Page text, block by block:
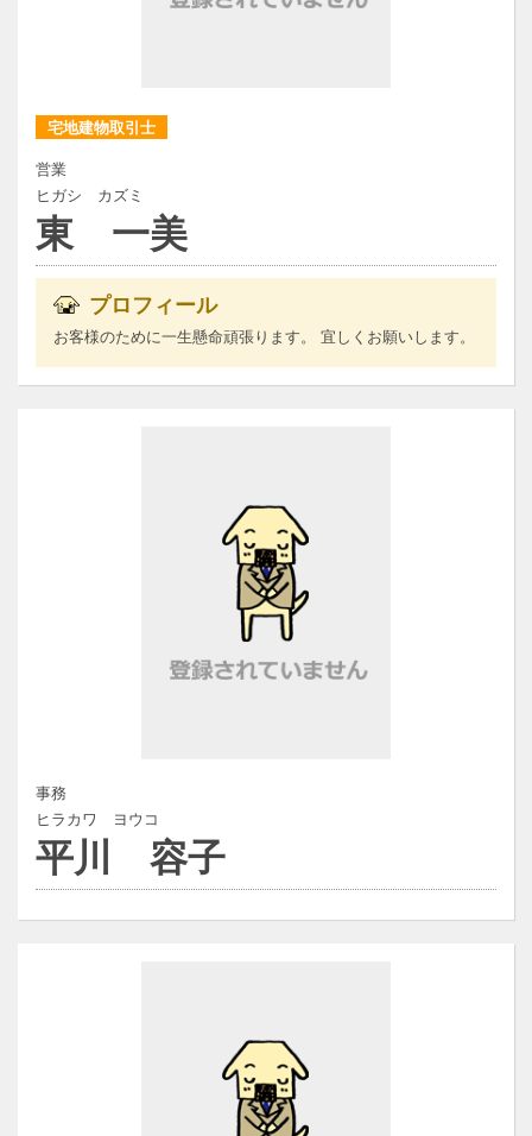
宅地建物取引士
営業
ヒガシ カズミ
東 一美
プロフィール
お客様のために一生懸命頑張ります。 宜しくお願いします。
事務
ヒラカワ ヨウコ
平川 容子